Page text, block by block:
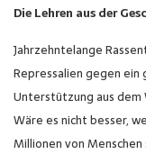
Die Lehren aus der
Jahrzehntelange
Repressalien gegen
Unterstützung aus dem
Wäre es nicht besser,
Millionen von